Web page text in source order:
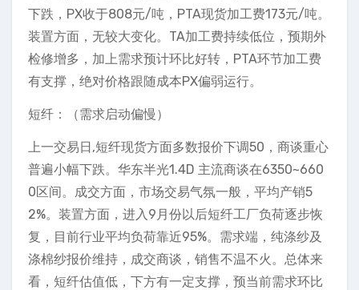
下跌，PX收于808元/吨，PTA现货加工费173元/吨。
装置方面，无较大变化。TA加工费持续低位，预期外
检修增多，加上需求预计环比好转，PTA环节加工费
有支撑，绝对价格跟随成本PX偏弱运行。
短纤：（需求启动偏慢）
上一交易日,短纤现货方面多数报价下调50，商谈重心
普遍小幅下跌。华东半光1.4D 主流商谈在6350~660
0区间。成交方面，市场交易气氛一般，平均产销5
2%。装置方面，进入9月份以后短纤工厂负荷逐步恢
复，目前行业平均负荷靠近95%。需求端，纯涤纱及
涤棉纱报价维持，成交商谈，销售不温不火。总体来
看，短纤估值低，下方有一定支撑，预当前需求环比